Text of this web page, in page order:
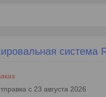
система
с 23 августа 2026